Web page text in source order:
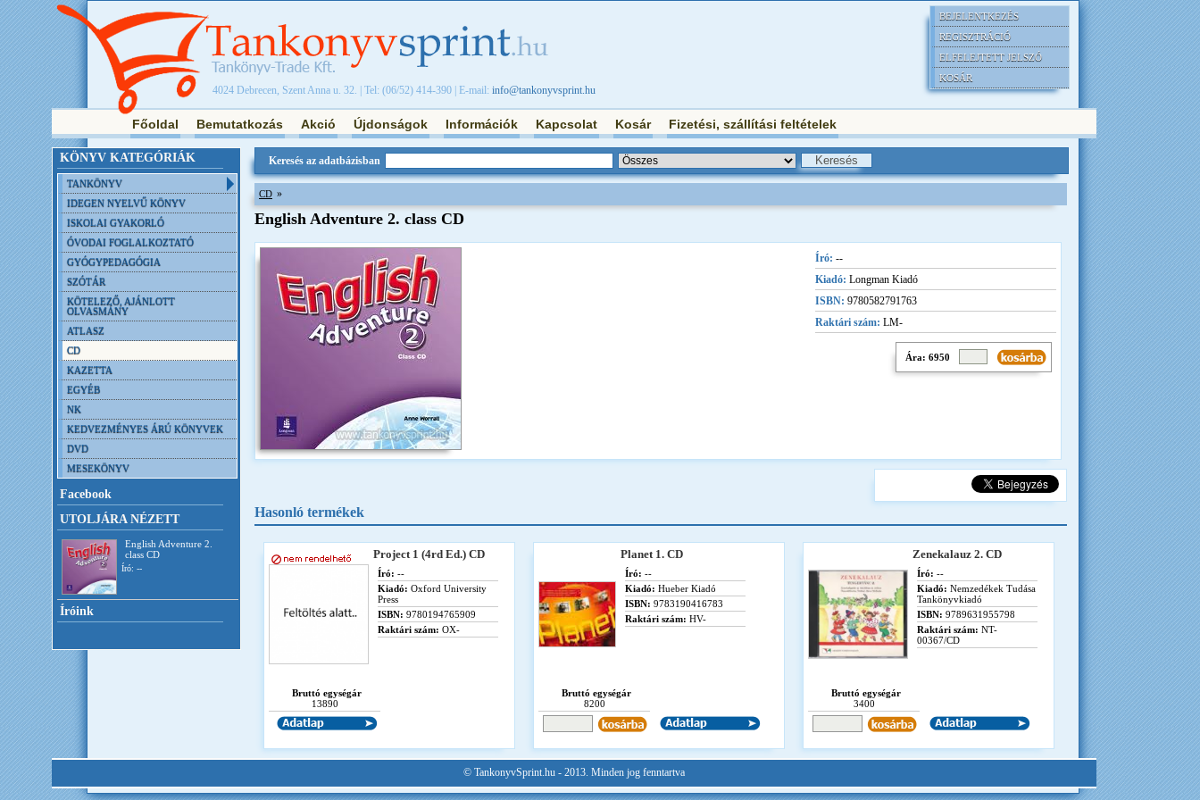
4024 Debrecen, Szent Anna u. 32. | Tel: (06/52) 414-390 | E-mail: info@tankonyvsprint.hu
BEJELENTKEZÉS
REGISZTRÁCIÓ
ELFELEJTETT JELSZÓ
KOSÁR
Főoldal Bemutatkozás Akció Újdonságok Információk Kapcsolat Kosár Fizetési, szállítási feltételek
KÖNYV KATEGÓRIÁK
TANKÖNYV
IDEGEN NYELVŰ KÖNYV
ISKOLAI GYAKORLÓ
ÓVODAI FOGLALKOZTATÓ
GYÓGYPEDAGÓGIA
SZÓTÁR
KÖTELEZŐ, AJÁNLOTT
OLVASMÁNY
ATLASZ
CD
KAZETTA
EGYÉB
NK
KEDVEZMÉNYES ÁRÚ KÖNYVEK
DVD
MESEKÖNYV
Facebook
UTOLJÁRA NÉZETT
English Adventure 2.
class CD
Író: --
Íróink
Keresés az adatbázisban
CD »
English Adventure 2. class CD
Író: --
Kiadó: Longman Kiadó
ISBN: 9780582791763
Raktári szám: LM-
Ára: 6950
Hasonló termékek
Project 1 (4rd Ed.) CD
Író: --
Kiadó: Oxford University
Press
ISBN: 9780194765909
Raktári szám: OX-
Bruttó egységár
13890
Planet 1. CD
Író: --
Kiadó: Hueber Kiadó
ISBN: 9783190416783
Raktári szám: HV-
Bruttó egységár
8200
Zenekalauz 2. CD
Író: --
Kiadó: Nemzedékek Tudása
Tankönyvkiadó
ISBN: 9789631955798
Raktári szám: NT-
00367/CD
Bruttó egységár
3400
© TankonyvSprint.hu - 2013. Minden jog fenntartva